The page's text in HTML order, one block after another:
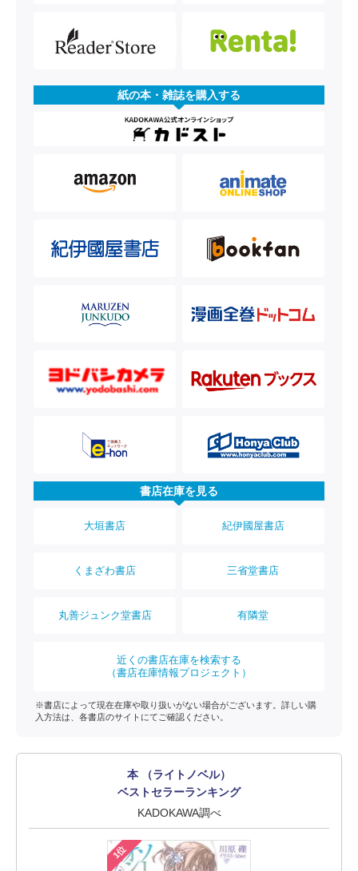
紙の本・雑誌を購入する
書店在庫を見る
大垣書店 紀伊國屋書店
くまざわ書店 三省堂書店
丸善ジュンク堂書店 有隣堂
近くの書店在庫を検索する
（書店在庫情報プロジェクト）
※書店によって現在在庫や取り扱いがない場合がございます。詳しい購
入方法は、各書店のサイトにてご確認ください。
本 （ライトノベル）
ベストセラーランキング
KADOKAWA調べ
1位